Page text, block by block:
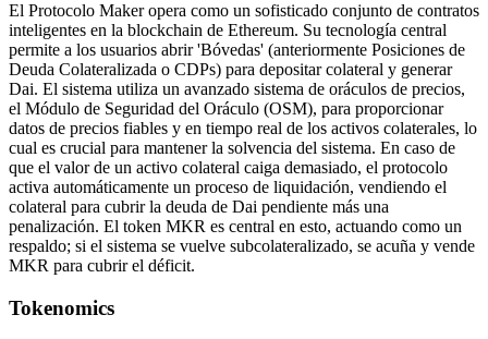
El Protocolo Maker opera como un sofisticado conjunto de contratos
inteligentes en la blockchain de Ethereum. Su tecnología central
permite a los usuarios abrir 'Bóvedas' (anteriormente Posiciones de
Deuda Colateralizada o CDPs) para depositar colateral y generar
Dai. El sistema utiliza un avanzado sistema de oráculos de precios,
el Módulo de Seguridad del Oráculo (OSM), para proporcionar
datos de precios fiables y en tiempo real de los activos colaterales, lo
cual es crucial para mantener la solvencia del sistema. En caso de
que el valor de un activo colateral caiga demasiado, el protocolo
activa automáticamente un proceso de liquidación, vendiendo el
colateral para cubrir la deuda de Dai pendiente más una
penalización. El token MKR es central en esto, actuando como un
respaldo; si el sistema se vuelve subcolateralizado, se acuña y vende
MKR para cubrir el déficit.
Tokenomics